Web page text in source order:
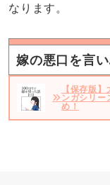
なります。
嫁の悪口を言
【保存版
ンガシリー
め！